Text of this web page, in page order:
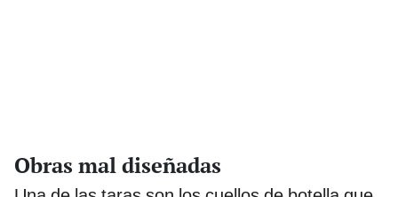
Obras mal diseñadas